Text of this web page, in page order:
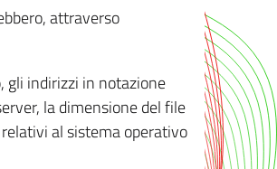
attraverso
gli indirizzi in notazione
la dimensione del file
al sistema operativo